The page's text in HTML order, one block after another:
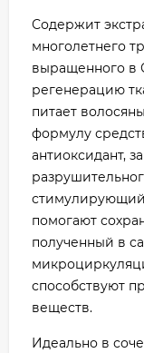
Содержит
многолетнего
выращенного в
регенерацию
питает
формулу
антиоксидант,
стимулирующий
помогают
полученный в
способствуют
веществ.
Идеально в